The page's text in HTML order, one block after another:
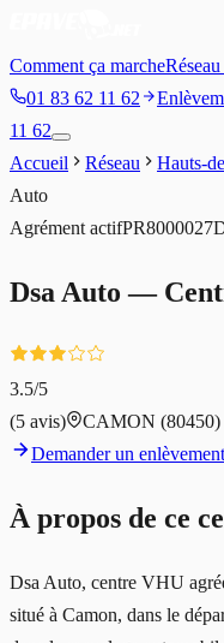
Comment ça marche
01 83 62 11 62
11 62
Accueil
Réseau Hauts-
Auto
Agrément actif
Dsa Auto —
3.5/5
(5 avis) CAMON (80450)
Demander un
À propos de ce
Dsa Auto, centre VHU
situé à Camon, dans le